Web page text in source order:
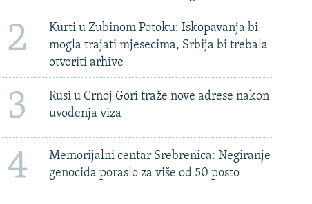
2
Kurti u Zubinom Potoku: Iskopavanja bi
mogla trajati mjesecima, Srbija bi trebala
otvoriti arhive
3
Rusi u Crnoj Gori traže nove adrese nakon
uvođenja viza
4
Memorijalni centar Srebrenica: Negiranje
genocida poraslo za više od 50 posto